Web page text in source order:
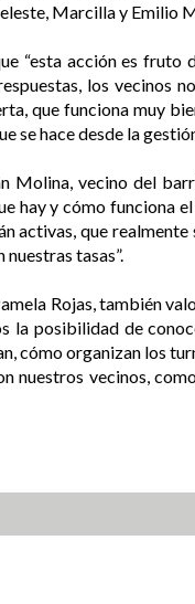
Marcilla y Emilio
“esta acción es
los vecinos
que funciona muy
se hace desde la
Molina, vecino del
hay y cómo funciona
activas, que
tasas”.
Rojas, también
la posibilidad de
cómo organizan los
nuestros vecinos,